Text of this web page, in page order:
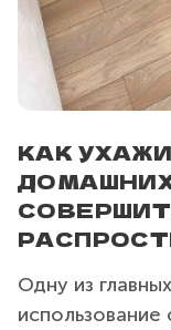
КАК
Одну из